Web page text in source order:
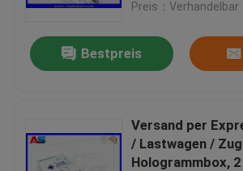
Pharmazeutische Glasampullen
Manuelle Phiolenbördelmaschine
Preis：Verhandelbar
Bestpreis
Versand per
/ Lastwagen /
Hologrammbox,